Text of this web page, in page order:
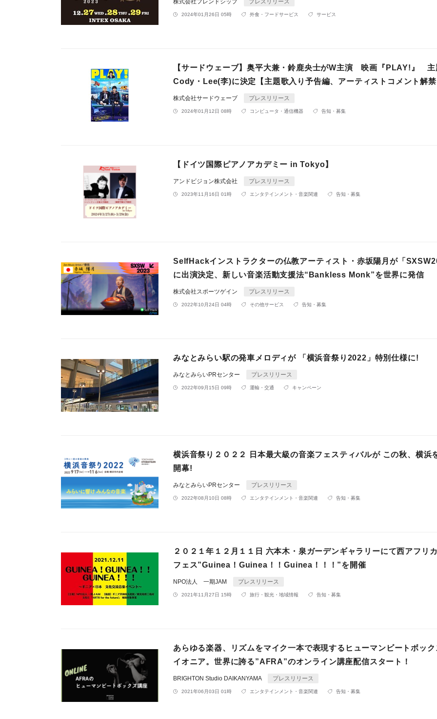
株式会社フレンドシップ プレスリリース
2024年01月26日 05時 外食・フードサービス サービス
【サードウェーブ】奥平大兼・鈴鹿央士がW主演 映画『PLAY!』 主
Cody・Lee(李)に決定【主題歌入り予告編、アーティストコメント解
株式会社サードウェーブ プレスリリース
2024年01月12日 08時 コンピュータ・通信機器 告知・募集
【ドイツ国際ピアノアカデミー in Tokyo】
アンドビジョン株式会社 プレスリリース
2023年11月16日 01時 エンタテインメント・音楽関連 告知・募集
SelfHackインストラクターの仏教アーティスト・赤坂陽月が「
に出演決定、新しい音楽活動支援法“Bankless Monk”を世界に発信
株式会社スポーツゲイン プレスリリース
2022年10月24日 04時 その他サービス 告知・募集
みなとみらい駅の発車メロディが 「横浜音祭り2022」特別仕様に!
みなとみらいPRセンター プレスリリース
2022年09月15日 09時 運輸・交通 キャンペーン
横浜音祭り２０２２ 日本最大級の音楽フェスティバルが この秋、横浜
開幕!
みなとみらいPRセンター プレスリリース
2022年08月10日 08時 エンタテインメント・音楽関連 告知・募集
２０２１年１２月１１日 六本木・泉ガーデンギャラリーにて西アフリ
フェス”Guinea！Guinea！！Guinea！！！”を開催
NPO法人 一期JAM プレスリリース
2021年11月27日 15時 旅行・観光・地域情報 告知・募集
あらゆる楽器、リズムをマイク一本で表現するヒューマンビートボッ
イオニア。世界に誇る”AFRA”のオンライン講座配信スタート！
BRIGHTON Studio DAIKANYAMA プレスリリース
2021年06月03日 01時 エンタテインメント・音楽関連 告知・募集